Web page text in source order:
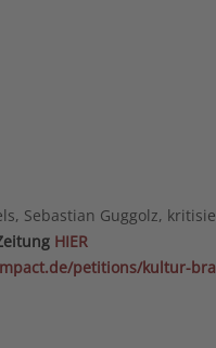
Sebastian Guggolz,
HIER
petitions/kultur-